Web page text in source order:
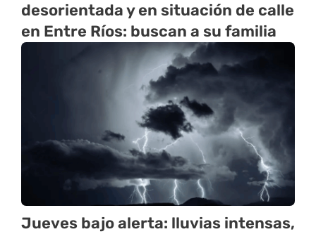
desorientada y en situación de calle
en Entre Ríos: buscan a su familia
Jueves bajo alerta: lluvias intensas,